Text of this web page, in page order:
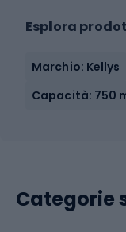
Esplora
Marchio: Kellys
Capacità: 750
Categorie